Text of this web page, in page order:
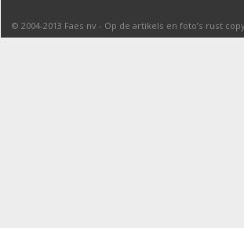
© 2004-2013 Faes nv - Op de artikels en foto’s rust